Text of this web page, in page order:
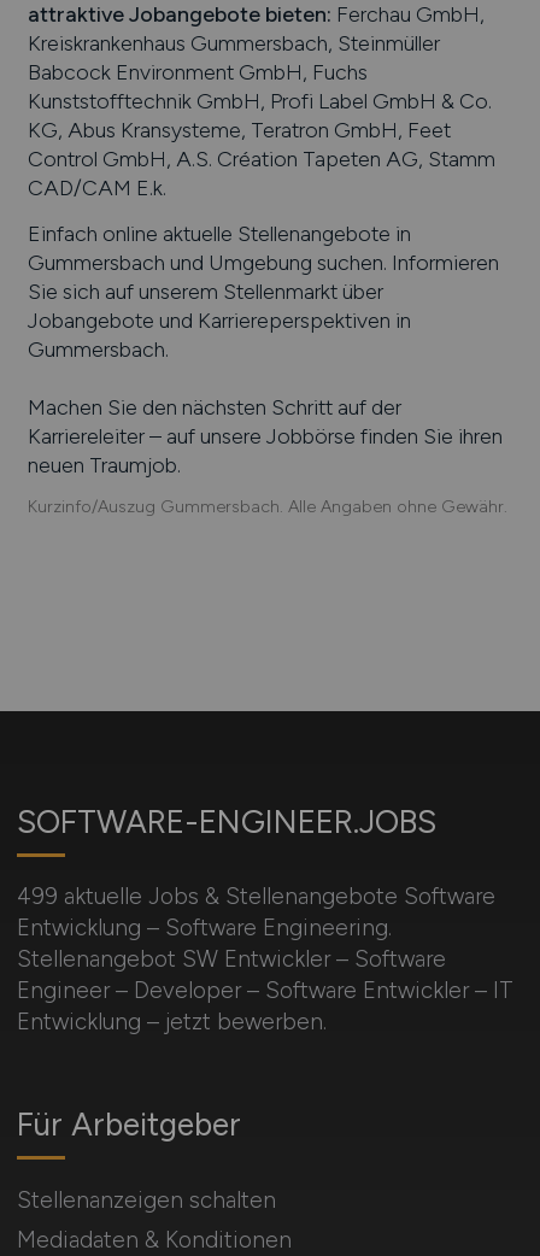
attraktive Jobangebote bieten: Ferchau GmbH,
Kreiskrankenhaus Gummersbach, Steinmüller
Babcock Environment GmbH, Fuchs
Kunststofftechnik GmbH, Profi Label GmbH & Co.
KG, Abus Kransysteme, Teratron GmbH, Feet
Control GmbH, A.S. Création Tapeten AG, Stamm
CAD/CAM E.k.
Einfach online aktuelle Stellenangebote in
Gummersbach und Umgebung suchen. Informieren
Sie sich auf unserem Stellenmarkt über
Jobangebote und Karriereperspektiven in
Gummersbach.
Machen Sie den nächsten Schritt auf der
Karriereleiter – auf unsere Jobbörse finden Sie ihren
neuen Traumjob.
Kurzinfo/Auszug Gummersbach. Alle Angaben ohne Gewähr.
SOFTWARE-ENGINEER.JOBS
499 aktuelle Jobs & Stellenangebote Software
Entwicklung – Software Engineering.
Stellenangebot SW Entwickler – Software
Engineer – Developer – Software Entwickler – IT
Entwicklung – jetzt bewerben.
Für Arbeitgeber
Stellenanzeigen schalten
Mediadaten & Konditionen